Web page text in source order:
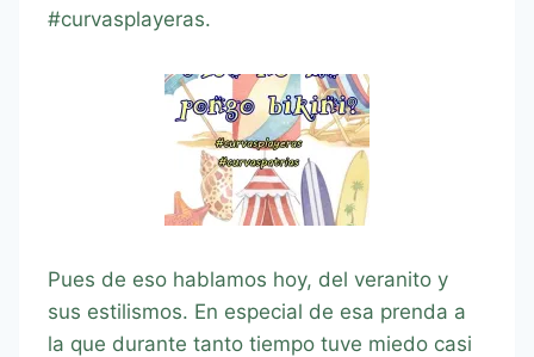
#curvasplayeras.
Pues de eso hablamos hoy, del veranito y
sus estilismos. En especial de esa prenda a
la que durante tanto tiempo tuve miedo casi